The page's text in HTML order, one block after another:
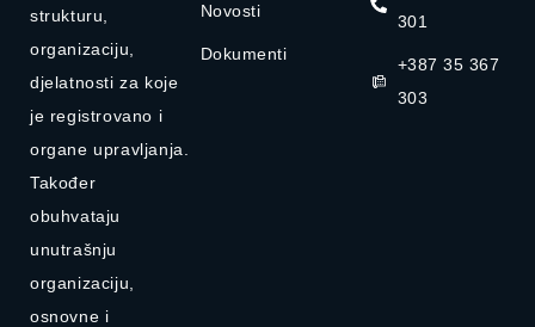
strukturu,
organizaciju,
djelatnosti za koje
je registrovano i
organe upravljanja.
Također
obuhvataju
unutrašnju
organizaciju,
osnovne i
Novosti
Dokumenti
301
+387 35 367
303